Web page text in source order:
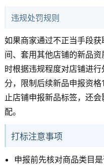
违规处罚规则
如果商家通过不正当手段
间、套用其他店铺的新品
时根据违规程度对店铺进
分，限制后续新品申报资
止店铺申报新品标签，还
配。
打标注意事项
申报前先核对商品类目